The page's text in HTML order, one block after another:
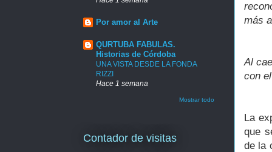
más
Al
con
La
que
de la
Por amor al Arte
QURTUBA FABULAS.
Historias de Córdoba
UNA VISTA DESDE LA FONDA
RIZZI
Hace 1 semana
Mostrar todo
Contador de visitas